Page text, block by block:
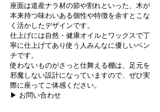
座面は道産ナラ材の節や割れといった、木が
本来持つ味わいある個性や特徴を余すとこな
く活かしたデザインです。
仕上げには自然・健康オイルとワックスで丁
寧に仕上げてあり使う人みんなに優しいベン
チです。
使わないものがさっと仕舞える棚は、足元を
邪魔しない設計になっていますので、ぜひ実
際に座ってご体感ください。
▶ お問い合わせ